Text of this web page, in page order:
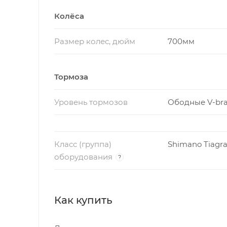
Колёса
Размер колес, дюйм 700мм
Тормоза
Уровень тормозов Ободные V-
Класс (группа)
оборудования
?
Shimano Tiagra
Как купить